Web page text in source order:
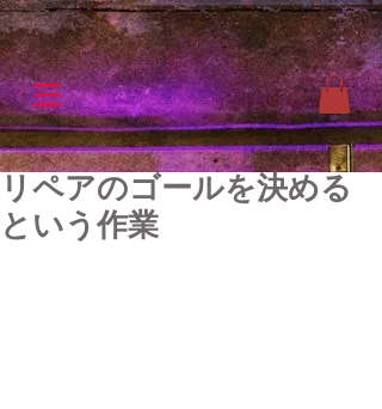
リペアのゴールを決める
という作業